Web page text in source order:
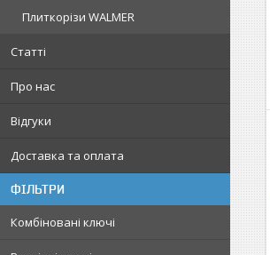
Плиткорізи WALMER
Статті
Про нас
Відгуки
Доставка та оплата
ФІЛЬТРИ
Комбіновані ключі